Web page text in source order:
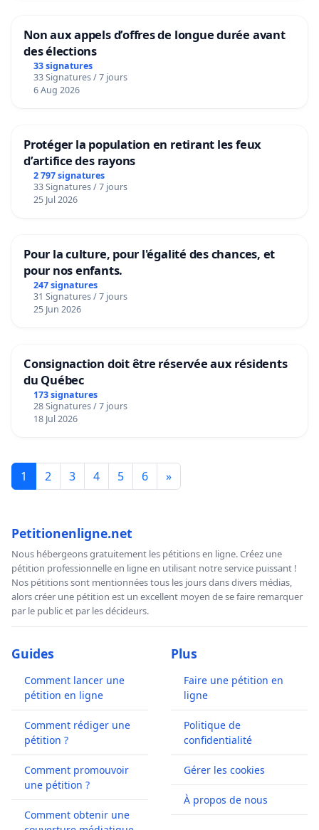
Non aux appels d’offres de longue durée avant
des élections
33 signatures
33 Signatures / 7 jours
6 Aug 2026
Protéger la population en retirant les feux
d’artifice des rayons
2 797 signatures
33 Signatures / 7 jours
25 Jul 2026
Pour la culture, pour l'égalité des chances, et
pour nos enfants.
247 signatures
31 Signatures / 7 jours
25 Jun 2026
Consignaction doit être réservée aux résidents
du Québec
173 signatures
28 Signatures / 7 jours
18 Jul 2026
1 2 3 4 5 6 »
Petitionenligne.net
Nous hébergeons gratuitement les pétitions en ligne. Créez une
pétition professionnelle en ligne en utilisant notre service puissant !
Nos pétitions sont mentionnées tous les jours dans divers médias,
alors créer une pétition est un excellent moyen de se faire remarquer
par le public et par les décideurs.
Guides
Comment lancer une
pétition en ligne
Comment rédiger une
pétition ?
Comment promouvoir
une pétition ?
Comment obtenir une
Plus
Faire une pétition en
ligne
Politique de
confidentialité
Gérer les cookies
À propos de nous